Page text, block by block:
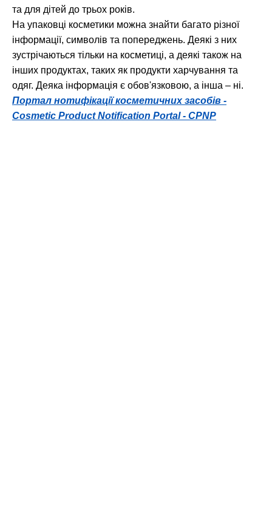
та для дітей до трьох років.
На упаковці косметики можна знайти багато різної
інформації, символів та попереджень. Деякі з них
зустрічаються тільки на косметиці, а деякі також на
інших продуктах, таких як продукти харчування та
одяг. Деяка інформація є обов'язковою, а інша – ні.
Портал нотифікації косметичних засобів -
Cosmetic Product Notification Portal - CPNP